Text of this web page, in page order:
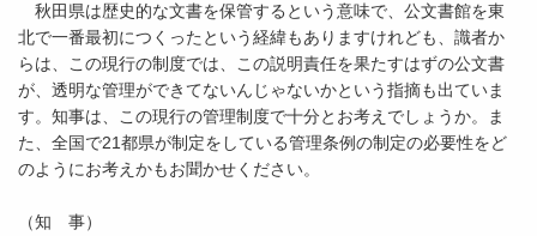
秋田県は歴史的な文書を保管するという意味で、公文書館を東
北で一番最初につくったという経緯もありますけれども、識者か
らは、この現行の制度では、この説明責任を果たすはずの公文書
が、透明な管理ができてないんじゃないかという指摘も出ていま
す。知事は、この現行の管理制度で十分とお考えでしょうか。ま
た、全国で21都県が制定をしている管理条例の制定の必要性をど
のようにお考えかもお聞かせください。
（知 事）